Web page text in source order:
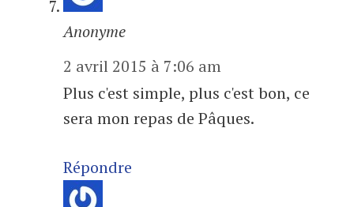
Anonyme
2 avril 2015 à 7:06 am
Plus c'est simple, plus c'est bon, ce
sera mon repas de Pâques.
Répondre